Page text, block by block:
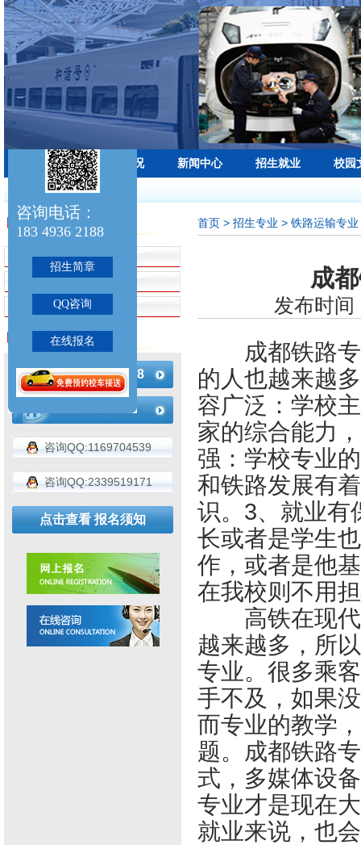
学校首页 学校概况 新闻中心 招生就业 校园
最新公告：
招生专业
招生简章
铁路运输专业
航空服务专业
联系我们
183-4936-2188
咨询QQ:1169704539
咨询QQ:2339519171
点击查看 报名须知
首页 > 招生专业 > 铁路运输专业
成
发布时
成都铁路
的人也越来越
容广泛：学校
家的综合能力
强：学校专业
和铁路发展有
识。3、就业有
长或者是学生
作，或者是他
在我校则不用
高铁在现代
越来越多，所
专业。很多乘
手不及，如果
而专业的教学
题。成都铁路
式，多媒体设
专业才是现在
就业来说，也
咨询电话：
183 4936 2188
招生简章
QQ咨询
在线报名